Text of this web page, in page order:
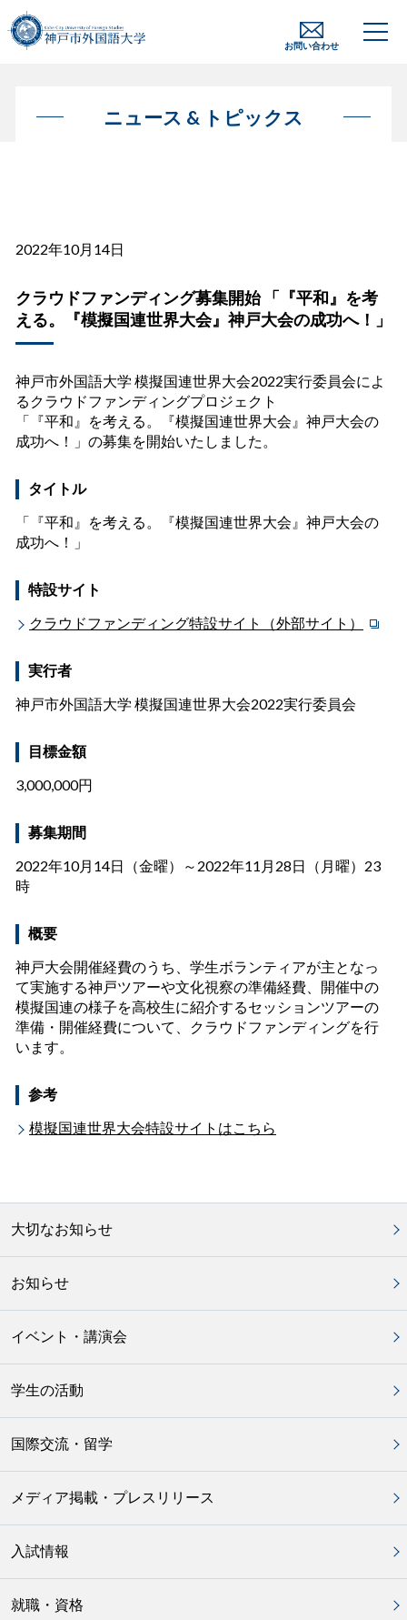
お問い合わせ
ニュース & トピックス
2022年10月14日
クラウドファンディング募集開始 「『平和』を考
える。『模擬国連世界大会』神戸大会の成功へ！」
神戸市外国語大学 模擬国連世界大会2022実行委員会によ
るクラウドファンディングプロジェクト
「『平和』を考える。『模擬国連世界大会』神戸大会の
成功へ！」の募集を開始いたしました。
タイトル
「『平和』を考える。『模擬国連世界大会』神戸大会の
成功へ！」
特設サイト
クラウドファンディング特設サイト（外部サイト）
実行者
神戸市外国語大学 模擬国連世界大会2022実行委員会
目標金額
3,000,000円
募集期間
2022年10月14日（金曜）～2022年11月28日（月曜）23
時
概要
神戸大会開催経費のうち、学生ボランティアが主となっ
て実施する神戸ツアーや文化視察の準備経費、開催中の
模擬国連の様子を高校生に紹介するセッションツアーの
準備・開催経費について、クラウドファンディングを行
います。
参考
模擬国連世界大会特設サイトはこちら
大切なお知らせ
お知らせ
イベント・講演会
学生の活動
国際交流・留学
メディア掲載・プレスリリース
入試情報
就職・資格